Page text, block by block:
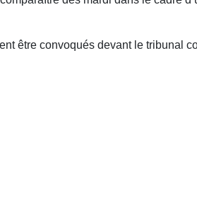
être convoqués devant le tribunal